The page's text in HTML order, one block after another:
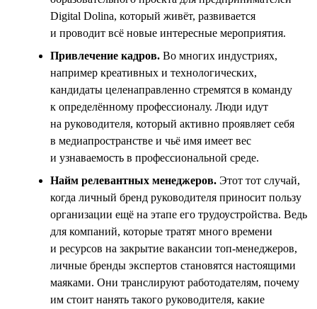
Digital Dolina, который живёт, развивается
и проводит всё новые интересные мероприятия.
Привлечение кадров. Во многих индустриях,
например креативных и технологических,
кандидаты целенаправленно стремятся в команду
к определённому профессионалу. Люди идут
на руководителя, который активно проявляет себя
в медиапространстве и чьё имя имеет вес
и узнаваемость в профессиональной среде.
Найм релевантных менеджеров. Этот тот случай,
когда личный бренд руководителя приносит пользу
организации ещё на этапе его трудоустройства. Ведь
для компаний, которые тратят много времени
и ресурсов на закрытие вакансии топ-менеджеров,
личные бренды экспертов становятся настоящими
маяками. Они транслируют работодателям, почему
им стоит нанять такого руководителя, какие